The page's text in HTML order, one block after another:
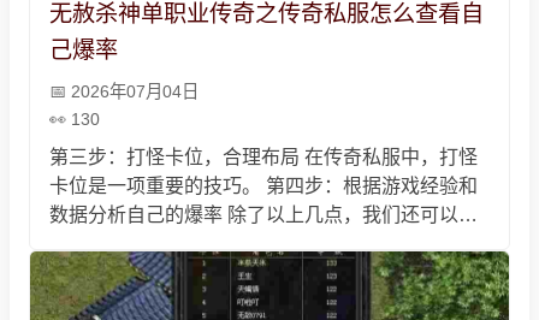
无赦杀神单职业传奇之传奇私服怎么查看自
己爆率
2026年07月04日
130
第三步：打怪卡位，合理布局 在传奇私服中，打怪
卡位是一项重要的技巧。 第四步：根据游戏经验和
数据分析自己的爆率 除了以上几点，我们还可以根
上的四个步骤，我们可以更好地了解自己的爆率，
从而不断提高自己的游戏水平，获取更多的游戏收